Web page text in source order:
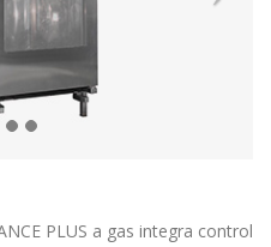
PLUS a gas integra control